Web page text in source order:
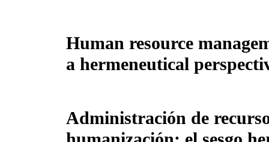
Human resource
a hermeneutical
Administración de